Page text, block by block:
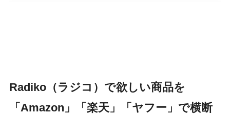
Radiko（ラジコ）で欲しい商品を
「Amazon」「楽天」「ヤフー」で横断